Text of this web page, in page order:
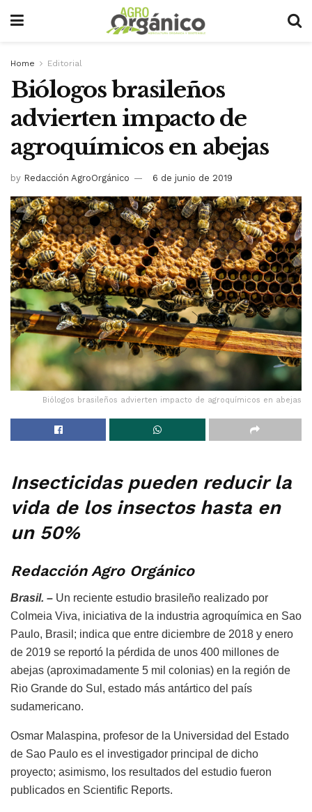
Home Editorial
Biólogos brasileños
advierten impacto de
agroquímicos en abejas
by Redacción AgroOrgánico 6 de junio de 2019
Biólogos brasileños advierten impacto de agroquímicos en abejas
Insecticidas pueden reducir la
vida de los insectos hasta en
un 50%
Redacción Agro Orgánico
Brasil. – Un reciente estudio brasileño realizado por
Colmeia Viva, iniciativa de la industria agroquímica en Sao
Paulo, Brasil; indica que entre diciembre de 2018 y enero
de 2019 se reportó la pérdida de unos 400 millones de
abejas (aproximadamente 5 mil colonias) en la región de
Rio Grande do Sul, estado más antártico del país
sudamericano.
Osmar Malaspina, profesor de la Universidad del Estado
de Sao Paulo es el investigador principal de dicho
proyecto; asimismo, los resultados del estudio fueron
publicados en Scientific Reports.